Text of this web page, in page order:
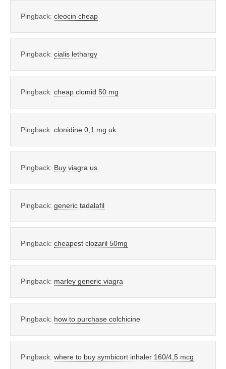
Pingback: cleocin cheap
Pingback: cialis lethargy
Pingback: cheap clomid 50 mg
Pingback: clonidine 0,1 mg uk
Pingback: Buy viagra us
Pingback: generic tadalafil
Pingback: cheapest clozaril 50mg
Pingback: marley generic viagra
Pingback: how to purchase colchicine
Pingback: where to buy symbicort inhaler 160/4,5 mcg